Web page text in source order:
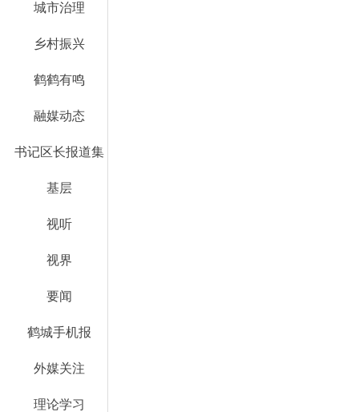
城市治理
乡村振兴
鹤鹤有鸣
融媒动态
书记区长报道集
基层
视听
视界
要闻
鹤城手机报
外媒关注
理论学习